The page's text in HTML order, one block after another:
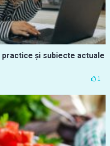
și subiecte actuale
1